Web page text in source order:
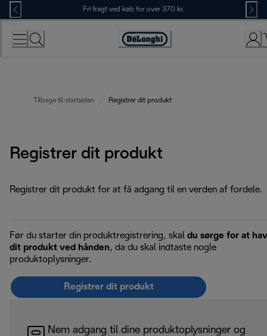
Skip
to
Content
Fri fragt ved køb for over 370 kr.
Accessibility
Tilbage til startsiden Registrer dit produkt
Registrer dit produkt
Registrer dit produkt for at få adgang til en verden af fordele.
Før du starter din produktregistrering, skal du sørge for at
dit produkt ved hånden, da du skal indtaste nogle
produktoplysninger.
Registrer dit produkt
Nem adgang til dine produktoplysninger og